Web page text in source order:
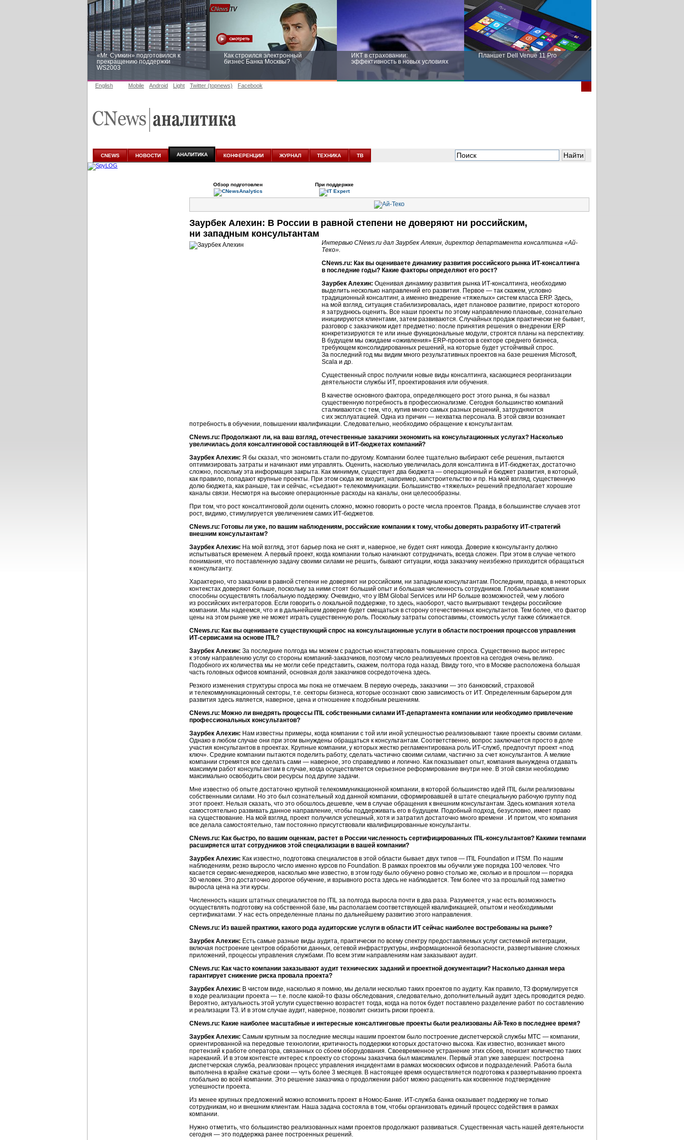
«Mr. Сумкин» подготовился к
прекращению поддержки
WS2003
Как строился электронный
бизнес Банка Москвы?
ИКТ в страховании:
эффективность в новых условиях
Планшет Dell Venue 11 Pro
аналитике
новых условиях
English Mobile Android Light Twitter (topnews) Facebook
CNEWS НОВОСТИ АНАЛИТИКА КОНФЕРЕНЦИИ ЖУРНАЛ ТЕХНИКА ТВ
Обзор подготовлен При поддержке
Заурбек Алехин: В России в равной степени не доверяют ни российским,
ни западным консультантам
Интервью CNews.ru дал Заурбек Алехин, директор департамента консалтинга «Ай-
Теко».
CNews.ru: Как вы оцениваете динамику развития российского рынка ИТ-консалтинга
в последние годы? Какие факторы определяют его рост?
Заурбек Алехин: Оценивая динамику развития рынка ИТ-консалтинга, необходимо
выделить несколько направлений его развития. Первое — так скажем, условно
традиционный консалтинг, а именно внедрение «тяжелых» систем класса ERP. Здесь,
на мой взгляд, ситуация стабилизировалась, идет плановое развитие, прирост которого
я затруднюсь оценить. Все наши проекты по этому направлению плановые, сознательно
инициируются клиентами, затем развиваются. Случайных продаж практически не бывает,
разговор с заказчиком идет предметно: после принятия решения о внедрении ERP
конкретизируются те или иные функциональные модули, строятся планы на перспективу.
В будущем мы ожидаем «оживления» ERP-проектов в секторе среднего бизнеса,
требующем консолидированных решений, на которые будет устойчивый спрос.
За последний год мы видим много результативных проектов на базе решения Microsoft,
Scala и др.
Существенный спрос получили новые виды консалтинга, касающиеся реорганизации
деятельности службы ИТ, проектирования или обучения.
В качестве основного фактора, определяющего рост этого рынка, я бы назвал
существенную потребность в профессионализме. Сегодня большинство компаний
сталкиваются с тем, что, купив много самых разных решений, затрудняются
с их эксплуатацией. Одна из причин — нехватка персонала. В этой связи возникает
потребность в обучении, повышении квалификации. Следовательно, необходимо обращение к консультантам.
CNews.ru: Продолжают ли, на ваш взгляд, отечественные заказчики экономить на консультационных услугах? Насколько
увеличилась доля консалтинговой составляющей в ИТ-бюджетах компаний?
Заурбек Алехин: Я бы сказал, что экономить стали по-другому. Компании более тщательно выбирают себе решения, пытаются
оптимизировать затраты и начинают ими управлять. Оценить, насколько увеличилась доля консалтинга в ИТ-бюджетах, достаточно
сложно, поскольку эта информация закрыта. Как минимум, существует два бюджета — операционный и бюджет развития, в который,
как правило, попадают крупные проекты. При этом сюда же входит, например, капстроительство и пр. На мой взгляд, существенную
долю бюджета, как раньше, так и сейчас, «съедают» телекоммуникации. Большинство «тяжелых» решений предполагает хорошие
каналы связи. Несмотря на высокие операционные расходы на каналы, они целесообразны.
При том, что рост консалтинговой доли оценить сложно, можно говорить о росте числа проектов. Правда, в большинстве случаев этот
рост, видимо, стимулируется увеличением самих ИТ-бюджетов.
CNews.ru: Готовы ли уже, по вашим наблюдениям, российские компании к тому, чтобы доверять разработку ИТ-стратегий
внешним консультантам?
Заурбек Алехин: На мой взгляд, этот барьер пока не снят и, наверное, не будет снят никогда. Доверие к консультанту должно
испытываться временем. А первый проект, когда компании только начинают сотрудничать, всегда сложен. При этом в случае четкого
понимания, что поставленную задачу своими силами не решить, бывают ситуации, когда заказчику неизбежно приходится обращаться
к консультанту.
Характерно, что заказчики в равной степени не доверяют ни российским, ни западным консультантам. Последним, правда, в некоторых
контекстах доверяют больше, поскольку за ними стоят больший опыт и большая численность сотрудников. Глобальные компании
способны осуществлять глобальную поддержку. Очевидно, что у IBM Global Services или HP больше возможностей, чем у любого
из российских интеграторов. Если говорить о локальной поддержке, то здесь, наоборот, часто выигрывают тендеры российские
компании. Мы надеемся, что и в дальнейшем доверие будет смещаться в сторону отечественных консультантов. Тем более, что фактор
цены на этом рынке уже не может играть существенную роль. Поскольку затраты сопоставимы, стоимость услуг также сближается.
CNews.ru: Как вы оцениваете существующий спрос на консультационные услуги в области построения процессов управления
ИТ-сервисами на основе ITIL?
Заурбек Алехин: За последние полгода мы можем с радостью констатировать повышение спроса. Существенно вырос интерес
к этому направлению услуг со стороны компаний-заказчиков, поэтому число реализуемых проектов на сегодня очень велико.
Подобного их количества мы не могли себе представить, скажем, полтора года назад. Ввиду того, что в Москве расположена большая
часть головных офисов компаний, основная доля заказчиков сосредоточена здесь.
Резкого изменения структуры спроса мы пока не отмечаем. В первую очередь, заказчики — это банковский, страховой
и телекоммуникационный секторы, т.е. секторы бизнеса, которые осознают свою зависимость от ИТ. Определенным барьером для
развития здесь является, наверное, цена и отношение к подобным решениям.
CNews.ru: Можно ли внедрять процессы ITIL собственными силами ИТ-департамента компании или необходимо привлечение
профессиональных консультантов?
Заурбек Алехин: Нам известны примеры, когда компании с той или иной успешностью реализовывают такие проекты своими силами.
Однако в любом случае они при этом вынуждены обращаться к консультантам. Соответственно, вопрос заключается просто в доле
участия консультантов в проектах. Крупные компании, у которых жестко регламентирована роль ИТ-служб, предпочтут проект «под
ключ». Средние компании пытаются поделить работу, сделать частично своими силами, частично за счет консультантов. А мелкие
компании стремятся все сделать сами — наверное, это справедливо и логично. Как показывает опыт, компания вынуждена отдавать
максимум работ консультантам в случае, когда осуществляется серьезное реформирование внутри нее. В этой связи необходимо
максимально освободить свои ресурсы под другие задачи.
Мне известно об опыте достаточно крупной телекоммуникационной компании, в которой большинство идей ITIL были реализованы
собственными силами. Но это был сознательный ход данной компании, сформировавшей в штате специальную рабочую группу под
этот проект. Нельзя сказать, что это обошлось дешевле, чем в случае обращения к внешним консультантам. Здесь компания хотела
самостоятельно развивать данное направление, чтобы поддерживать его в будущем. Подобный подход, безусловно, имеет право
на существование. На мой взгляд, проект получился успешный, хотя и затратил достаточно много времени . И притом, что компания
все делала самостоятельно, там постоянно присутствовали квалифицированные консультанты.
CNews.ru: Как быстро, по вашим оценкам, растет в России численность сертифицированных ITIL-консультантов? Какими темпами
расширяется штат сотрудников этой специализации в вашей компании?
Заурбек Алехин: Как известно, подготовка специалистов в этой области бывает двух типов — ITIL Foundation и ITSM. По нашим
наблюдениям, резко выросло число именно курсов по Foundation. В рамках проектов мы обучили уже порядка 100 человек. Что
касается сервис-менеджеров, насколько мне известно, в этом году было обучено ровно столько же, сколько и в прошлом — порядка
30 человек. Это достаточно дорогое обучение, и взрывного роста здесь не наблюдается. Тем более что за прошлый год заметно
выросла цена на эти курсы.
Численность наших штатных специалистов по ITIL за полгода выросла почти в два раза. Разумеется, у нас есть возможность
осуществлять подготовку на собственной базе, мы располагаем соответствующей квалификацией, опытом и необходимыми
сертификатами. У нас есть определенные планы по дальнейшему развитию этого направления.
CNews.ru: Из вашей практики, какого рода аудиторские услуги в области ИТ сейчас наиболее востребованы на рынке?
Заурбек Алехин: Есть самые разные виды аудита, практически по всему спектру предоставляемых услуг системной интеграции,
включая построение центров обработки данных, сетевой инфраструктуры, информационной безопасности, развертывание сложных
приложений, процессы управления службами. По всем этим направлениям нам заказывают аудит.
CNews.ru: Как часто компании заказывают аудит технических заданий и проектной документации? Насколько данная мера
гарантирует снижение риска провала проекта?
Заурбек Алехин: В чистом виде, насколько я помню, мы делали несколько таких проектов по аудиту. Как правило, ТЗ формулируется
в ходе реализации проекта — т.е. после какой-то фазы обследования, следовательно, дополнительный аудит здесь проводится редко.
Вероятно, актуальность этой услуги существенно возрастет тогда, когда на поток будет поставлено разделение работ по составлению
и реализации ТЗ. И в этом случае аудит, наверное, позволит снизить риски проекта.
CNews.ru: Какие наиболее масштабные и интересные консалтинговые проекты были реализованы Ай-Теко в последнее время?
Заурбек Алехин: Самым крупным за последние месяцы нашим проектом было построение диспетчерской службы МТС — компании,
ориентированной на передовые технологии, критичность поддержки которых достаточно высока. Как известно, возникает много
претензий к работе оператора, связанных со сбоем оборудования. Своевременное устранение этих сбоев, понизит количество таких
нареканий. И в этом контексте интерес к проекту со стороны заказчика был максимален. Первый этап уже завершен: построена
диспетчерская служба, реализован процесс управления инцидентами в рамках московских офисов и подразделений. Работа была
выполнена в крайне сжатые сроки — чуть более 3 месяцев. В настоящее время осуществляется подготовка к развертыванию проекта
глобально во всей компании. Это решение заказчика о продолжении работ можно расценить как косвенное подтверждение
успешности проекта.
Из менее крупных предложений можно вспомнить проект в Номос-Банке. ИТ-служба банка оказывает поддержку не только
сотрудникам, но и внешним клиентам. Наша задача состояла в том, чтобы организовать единый процесс содействия в рамках
компании.
Нужно отметить, что большинство реализованных нами проектов продолжают развиваться. Существенная часть нашей деятельности
сегодня — это поддержка ранее построенных решений.